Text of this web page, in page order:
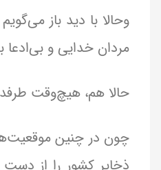
وحالا با دید باز
مردان خدایی و بی‌ادعا
حالا هم، هیچ‌وقت
چون در چنین